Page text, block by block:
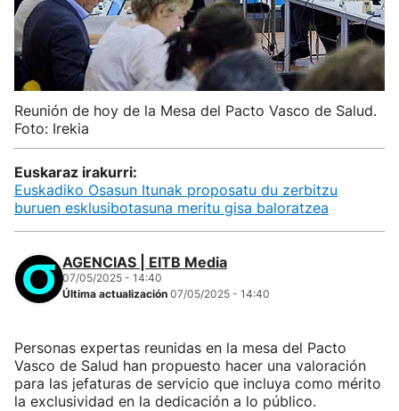
Reunión de hoy de la Mesa del Pacto Vasco de Salud.
Foto: Irekia
Euskaraz irakurri:
Euskadiko Osasun Itunak proposatu du zerbitzu
buruen esklusibotasuna meritu gisa baloratzea
AGENCIAS | EITB Media
07/05/2025 - 14:40
Última actualización 07/05/2025 - 14:40
Personas expertas reunidas en la mesa del Pacto
Vasco de Salud han propuesto hacer una valoración
para las jefaturas de servicio que incluya como mérito
la exclusividad en la dedicación a lo público.